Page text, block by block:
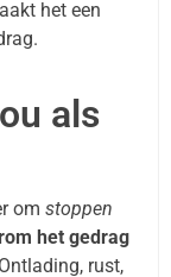
het een
als
om stoppen
het gedrag
rust,